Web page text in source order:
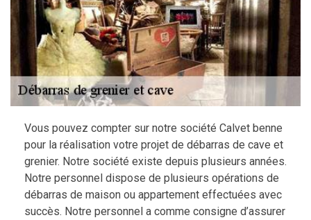
Vous pouvez compter sur notre société Calvet benne
pour la réalisation votre projet de débarras de cave et
grenier. Notre société existe depuis plusieurs années.
Notre personnel dispose de plusieurs opérations de
débarras de maison ou appartement effectuées avec
succès. Notre personnel a comme consigne d’assurer